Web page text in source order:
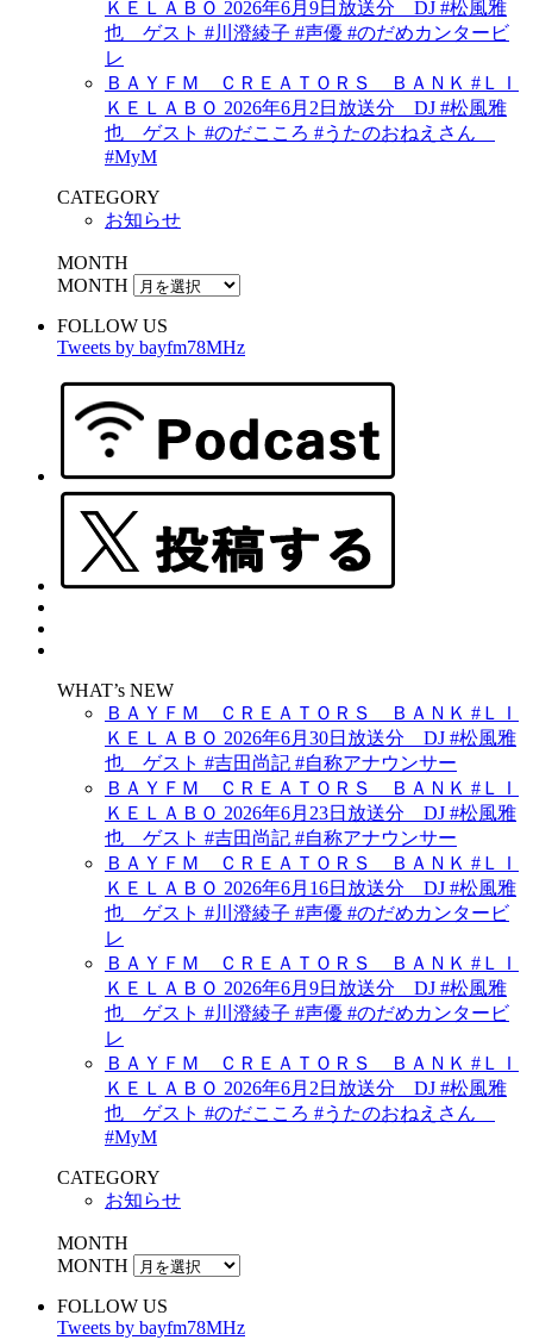
ＫＥＬＡＢＯ 2026年6月9日放送分 DJ #松風雅
也 ゲスト #川澄綾子 #声優 #のだめカンタービ
レ
ＢＡＹＦＭ ＣＲＥＡＴＯＲＳ ＢＡＮＫ #ＬＩ
ＫＥＬＡＢＯ 2026年6月2日放送分 DJ #松風雅
也 ゲスト #のだこころ #うたのおねえさん
#MyM
CATEGORY
お知らせ
MONTH
MONTH
FOLLOW US
Tweets by bayfm78MHz
WHAT’s NEW
ＢＡＹＦＭ ＣＲＥＡＴＯＲＳ ＢＡＮＫ #ＬＩ
ＫＥＬＡＢＯ 2026年6月30日放送分 DJ #松風雅
也 ゲスト #吉田尚記 #自称アナウンサー
ＢＡＹＦＭ ＣＲＥＡＴＯＲＳ ＢＡＮＫ #ＬＩ
ＫＥＬＡＢＯ 2026年6月23日放送分 DJ #松風雅
也 ゲスト #吉田尚記 #自称アナウンサー
ＢＡＹＦＭ ＣＲＥＡＴＯＲＳ ＢＡＮＫ #ＬＩ
ＫＥＬＡＢＯ 2026年6月16日放送分 DJ #松風雅
也 ゲスト #川澄綾子 #声優 #のだめカンタービ
レ
ＢＡＹＦＭ ＣＲＥＡＴＯＲＳ ＢＡＮＫ #ＬＩ
ＫＥＬＡＢＯ 2026年6月9日放送分 DJ #松風雅
也 ゲスト #川澄綾子 #声優 #のだめカンタービ
レ
ＢＡＹＦＭ ＣＲＥＡＴＯＲＳ ＢＡＮＫ #ＬＩ
ＫＥＬＡＢＯ 2026年6月2日放送分 DJ #松風雅
也 ゲスト #のだこころ #うたのおねえさん
#MyM
CATEGORY
お知らせ
MONTH
MONTH
FOLLOW US
Tweets by bayfm78MHz